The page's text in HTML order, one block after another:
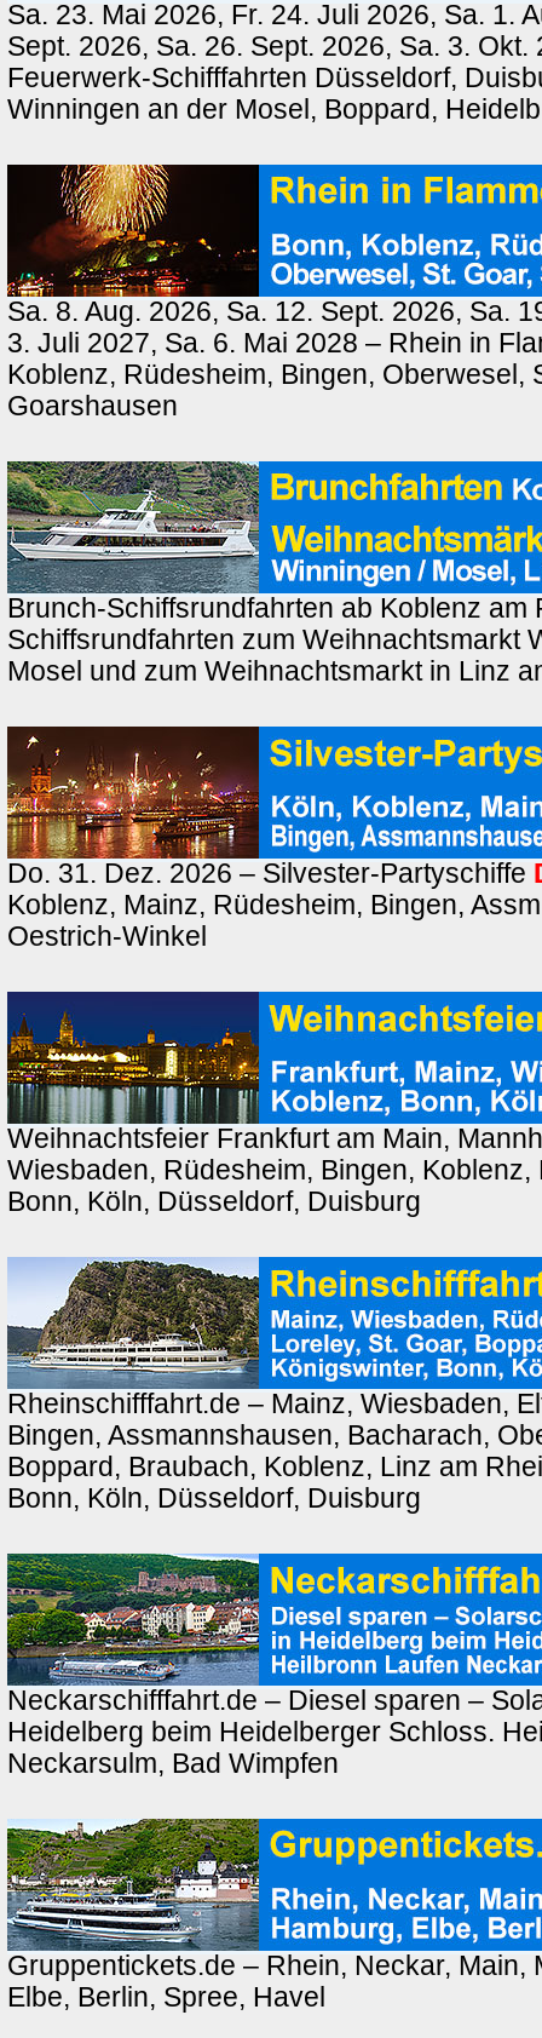
Sa. 23. Mai 2026, Fr. 24. Juli 2026, Sa. 1.
Sept. 2026, Sa. 26. Sept. 2026, Sa. 3. Okt.
Feuerwerk-Schifffahrten Düsseldorf,
Winningen an der Mosel, Boppard,
Sa. 8. Aug. 2026, Sa. 12. Sept. 2026, Sa.
3. Juli 2027, Sa. 6. Mai 2028 – Rhein in
Koblenz, Rüdesheim, Bingen, Oberwesel,
Goarshausen
Brunch-Schiffsrundfahrten ab Koblenz am
Schiffsrundfahrten zum Weihnachtsmarkt
Mosel und zum Weihnachtsmarkt in Linz
Do. 31. Dez. 2026 – Silvester-Partyschiffe
Koblenz, Mainz, Rüdesheim, Bingen,
Oestrich-Winkel
Weihnachtsfeier Frankfurt am Main,
Wiesbaden, Rüdesheim, Bingen, Koblenz,
Bonn, Köln, Düsseldorf, Duisburg
Rheinschifffahrt.de – Mainz, Wiesbaden,
Bingen, Assmannshausen, Bacharach,
Boppard, Braubach, Koblenz, Linz am
Bonn, Köln, Düsseldorf, Duisburg
Neckarschifffahrt.de – Diesel sparen –
Heidelberg beim Heidelberger Schloss.
Neckarsulm, Bad Wimpfen
Gruppentickets.de – Rhein, Neckar, Main,
Elbe, Berlin, Spree, Havel